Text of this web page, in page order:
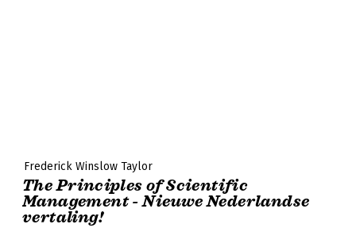
Frederick Winslow Taylor
The Principles of Scientific
Management - Nieuwe Nederlandse
vertaling!